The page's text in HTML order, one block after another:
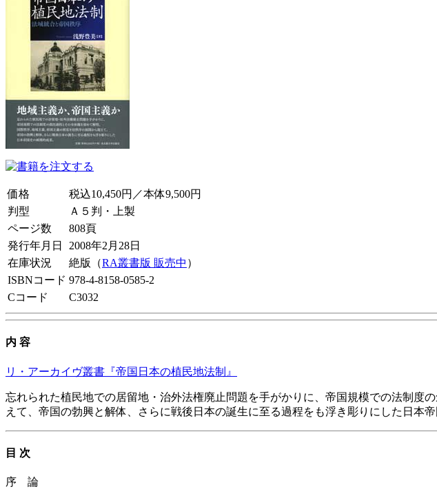
価格
税込10,450円／本体9,500円
判型
Ａ５判・上製
ページ数
808頁
発行年月日
2008年2月28日
在庫状況
絶版（RA叢書版 販売中 ）
ISBNコード 978-4-8158-0585-2
Cコード
C3032
内 容
リ・アーカイヴ叢書『帝国日本の植民地法制』
忘れられた植民地での居留地・治外法権廃止問題を手がかりに、帝国規模での法制度
えて、帝国の勃興と解体、さらに戦後日本の誕生に至る過程をも浮き彫りにした日本帝
目 次
序 論